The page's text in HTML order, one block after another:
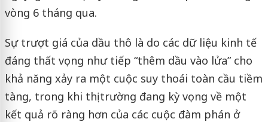
vòng 6 tháng qua.
Sự trượt giá của dầu thô là do các dữ liệu kinh tế
đáng thất vọng như tiếp “thêm dầu vào lửa” cho
khả năng xảy ra một cuộc suy thoái toàn cầu tiềm
tàng, trong khi thị trường đang kỳ vọng về một
kết quả rõ ràng hơn của các cuộc đàm phán ở